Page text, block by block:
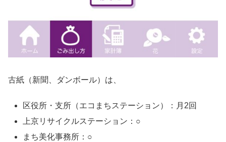
古紙（新聞、ダンボール）は、
区役所・支所（エコまちステーション）：月2回
上京リサイクルステーション：○
まち美化事務所：○